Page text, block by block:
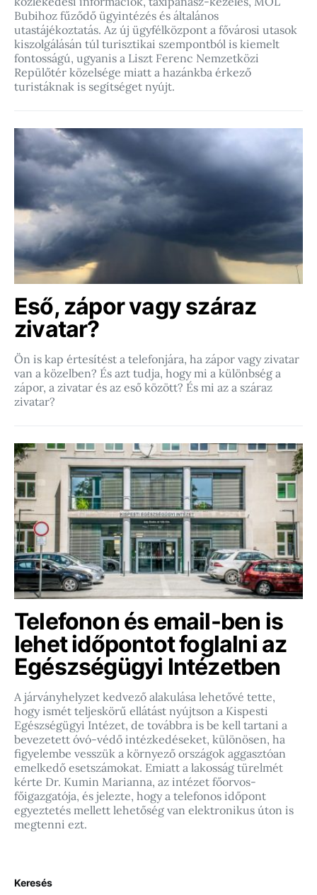
Bubihoz fűződő ügyintézés és általános
utastájékoztatás. Az új ügyfélközpont a fővárosi utasok
kiszolgálásán túl turisztikai szempontból is kiemelt
fontosságú, ugyanis a Liszt Ferenc Nemzetközi
Repülőtér közelsége miatt a hazánkba érkező
turistáknak is segítséget nyújt.
Eső, zápor vagy száraz
zivatar?
Ön is kap értesítést a telefonjára, ha zápor vagy zivatar
van a közelben? És azt tudja, hogy mi a különbség a
zápor, a zivatar és az eső között? És mi az a száraz
zivatar?
Telefonon és email-ben is
lehet időpontot foglalni az
Egészségügyi Intézetben
A járványhelyzet kedvező alakulása lehetővé tette,
hogy ismét teljeskörű ellátást nyújtson a Kispesti
Egészségügyi Intézet, de továbbra is be kell tartani a
bevezetett óvó-védő intézkedéseket, különösen, ha
figyelembe vesszük a környező országok aggasztóan
emelkedő esetszámokat. Emiatt a lakosság türelmét
kérte Dr. Kumin Marianna, az intézet főorvos-
főigazgatója, és jelezte, hogy a telefonos időpont
egyeztetés mellett lehetőség van elektronikus úton is
megtenni ezt.
Keresés